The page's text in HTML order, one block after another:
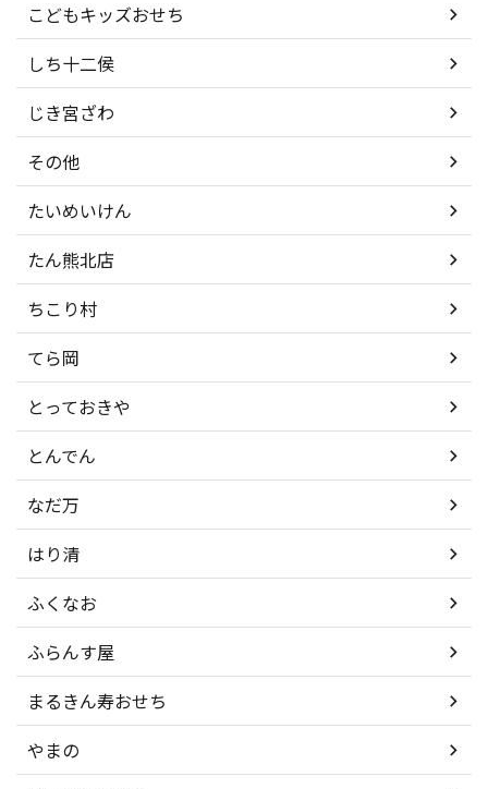
こどもキッズおせち
しち十二侯
じき宮ざわ
その他
たいめいけん
たん熊北店
ちこり村
てら岡
とっておきや
とんでん
なだ万
はり清
ふくなお
ふらんす屋
まるきん寿おせち
やまの